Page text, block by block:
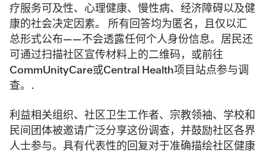
疗服务可及性、心理健康、慢性病、经济障碍以及健
康的社会决定因素。 所有回答均为匿名，且仅以汇
总形式公布——不会透露任何个人身份信息。居民还
可通过扫描社区宣传材料上的二维码，或前往
CommUnityCare或Central Health项目站点参与调
查。.
利益相关组织、社区卫生工作者、宗教领袖、学校和
民间团体被邀请广泛分享这份调查，并鼓励社区各界
人士参与。具有代表性的回复对于准确描绘社区健康